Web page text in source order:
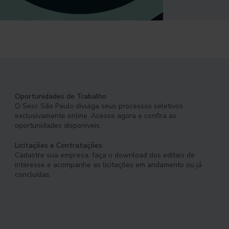
Oportunidades de Trabalho
O Sesc São Paulo divulga seus processos seletivos
exclusivamente online. Acesse agora e confira as
oportunidades disponíveis.
Licitações e Contratações
Cadastre sua empresa, faça o download dos editais de
interesse e acompanhe as licitações em andamento ou já
concluídas.